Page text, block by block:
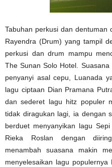
Tabuhan perkusi dan dentuman
Rayendra (Drum) yang tampil
perkusi dan drum mampu
The Sunan Solo Hotel.
penyanyi asal cepu, Luanada
lagu ciptaan Dian Pramana
dan sederet lagu hitz populer
tidak diragukan lagi, ia dengan
berduet menyanyikan lagu
Rieka Roslan dengan
menambah suasana makin
menyelesaikan lagu